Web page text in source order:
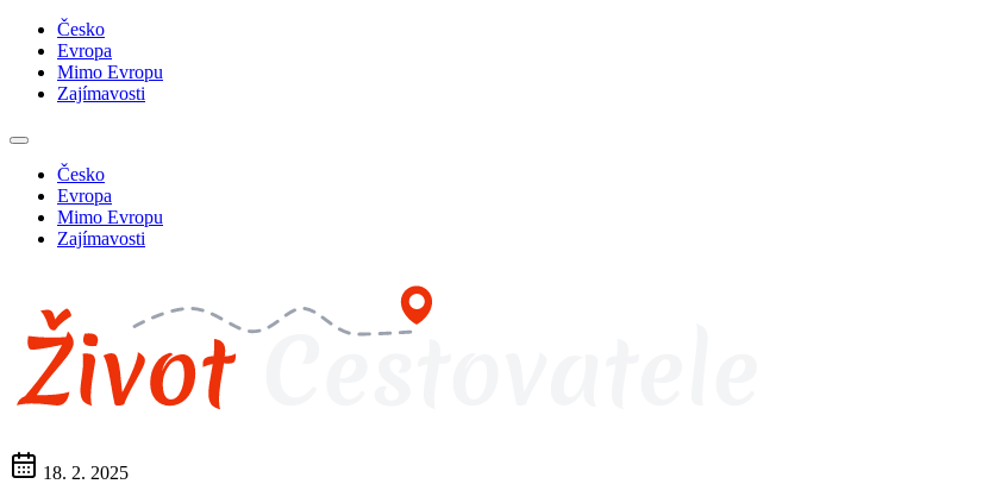
Česko
Evropa
Mimo Evropu
Zajímavosti
Česko
Evropa
Mimo Evropu
Zajímavosti
18. 2. 2025